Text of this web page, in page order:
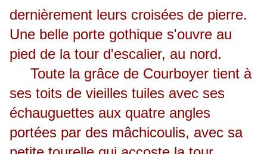
dernièrement leurs croisées de pierre.
Une belle porte gothique s'ouvre au
pied de la tour d'escalier, au nord.
Toute la grâce de Courboyer tient à
ses toits de vieilles tuiles avec ses
échauguettes aux quatre angles
portées par des mâchicoulis, avec sa